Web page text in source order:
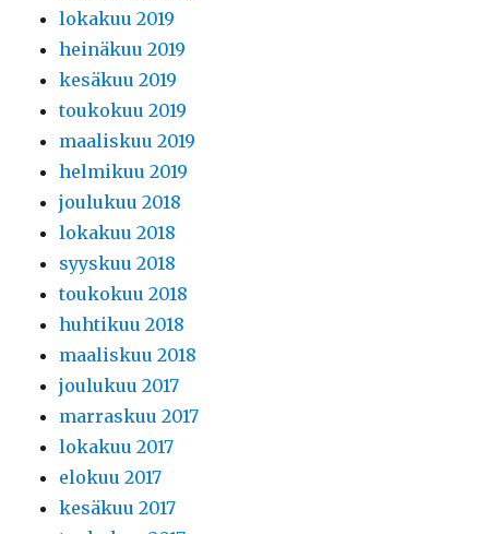
lokakuu 2019
heinäkuu 2019
kesäkuu 2019
toukokuu 2019
maaliskuu 2019
helmikuu 2019
joulukuu 2018
lokakuu 2018
syyskuu 2018
toukokuu 2018
huhtikuu 2018
maaliskuu 2018
joulukuu 2017
marraskuu 2017
lokakuu 2017
elokuu 2017
kesäkuu 2017